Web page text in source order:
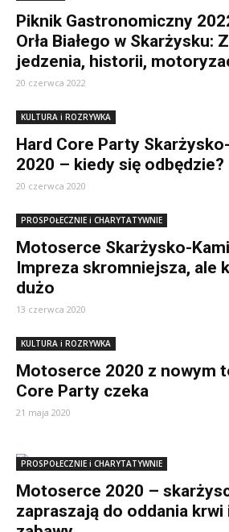
Piknik Gastronomiczny
Orła Białego w Skarżysku:
jedzenia, historii,
20 czerwca 2022
KULTURA i ROZRYWKA
Hard Core Party
2020 – kiedy się odbędzie?
20 czerwca 2020
PROSPOŁECZNIE i CHARYTATYWNIE
Motoserce Skarżysko-
Impreza skromniejsza, ale
dużo
13 czerwca 2020
KULTURA i ROZRYWKA
Motoserce 2020 z nowym
Core Party czeka
21 maja 2020
PROSPOŁECZNIE i CHARYTATYWNIE
Motoserce 2020 –
zapraszają do oddania